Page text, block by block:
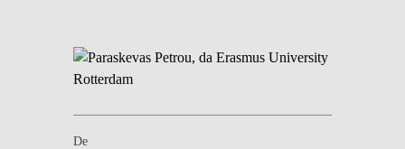
De